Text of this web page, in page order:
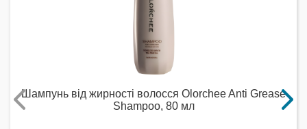
Шампунь від жирності волосся Olorchee Anti Grease
Shampoo, 80 мл